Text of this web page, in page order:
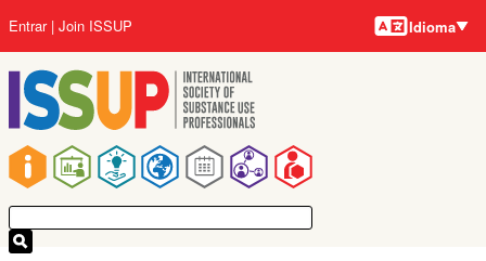
para
o
conteúdo
principal
Navegação
principal
Menu
da
conta
do
usuário
Entrar Join ISSUP Idiomas
Idioma